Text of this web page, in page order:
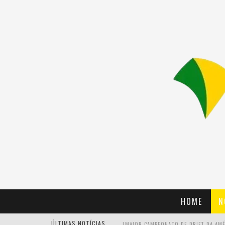
HOME
ÚLTIMAS NOTÍCIAS